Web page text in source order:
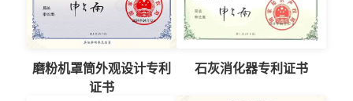
磨粉机罩筒外观设计专利
证书
石灰消化器专利证书